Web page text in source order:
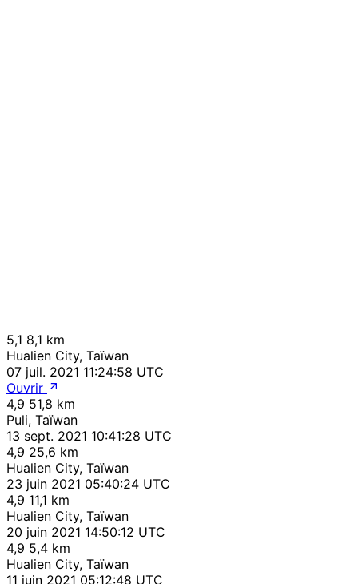
5,1 8,1 km
Hualien City, Taïwan
07 juil. 2021 11:24:58 UTC
Ouvrir
4,9 51,8 km
Puli, Taïwan
13 sept. 2021 10:41:28 UTC
4,9 25,6 km
Hualien City, Taïwan
23 juin 2021 05:40:24 UTC
4,9 11,1 km
Hualien City, Taïwan
20 juin 2021 14:50:12 UTC
4,9 5,4 km
Hualien City, Taïwan
11 juin 2021 05:12:48 UTC